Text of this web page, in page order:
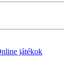
játékok